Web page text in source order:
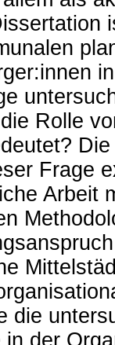
Rolle
Frage
Arbeit
die